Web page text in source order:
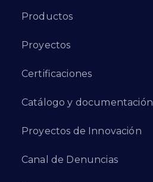
Productos
Proyectos
Certificaciones
Catálogo y documentación
Proyectos de Innovación
Canal de Denuncias